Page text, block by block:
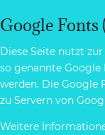
Google
Diese Seite nutzt
so genannte
werden. Die Google
zu Servern von
Weitere